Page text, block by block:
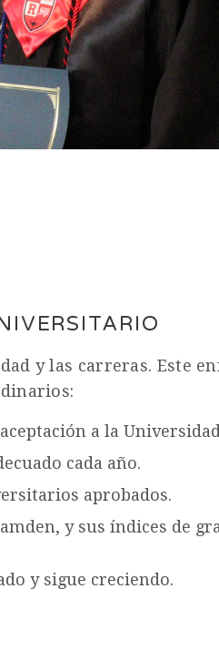
y las carreras. Este
a la
cada año.
aprobados.
y sus índices de
y sigue creciendo.